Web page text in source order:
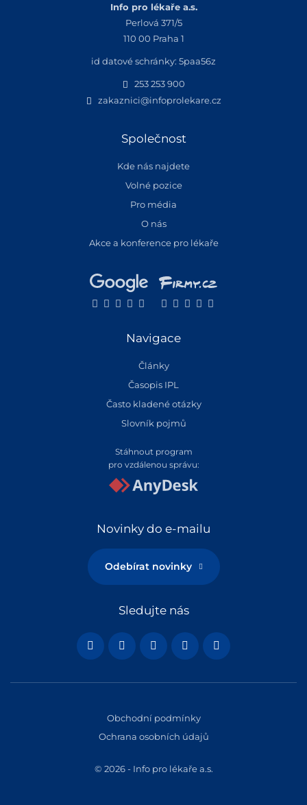
Info pro lékaře a.s.
Perlová 371/5
110 00 Praha 1
id datové schránky: 5paa56z
253 253 900
zakaznici@infoprolekare.cz
Společnost
Kde nás najdete
Volné pozice
Pro média
O nás
Akce a konference pro lékaře
Navigace
Články
Časopis IPL
Často kladené otázky
Slovník pojmů
Stáhnout program
pro vzdálenou správu:
Novinky do e-mailu
Odebírat novinky
Sledujte nás
© 2026 - Info pro lékaře a.s.
Obchodní podmínky
Ochrana osobních údajů